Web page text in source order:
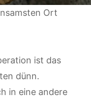
Ort
ist das
dünn.
in eine andere